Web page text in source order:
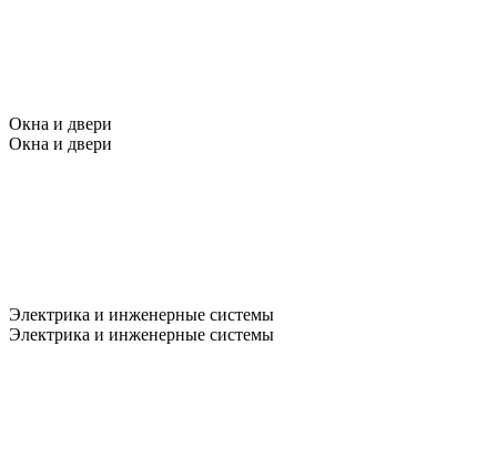
Окна и двери
Окна и двери
Электрика и инженерные системы
Электрика и инженерные системы